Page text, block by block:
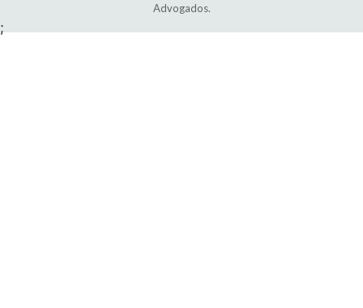
Advogados.
;